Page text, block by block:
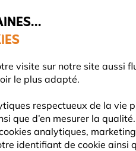
visite sur notre site aussi
le plus adapté.
respectueux de la
que d’en mesurer la
analytiques,
identifiant de cookie
Chercher
FAUNE